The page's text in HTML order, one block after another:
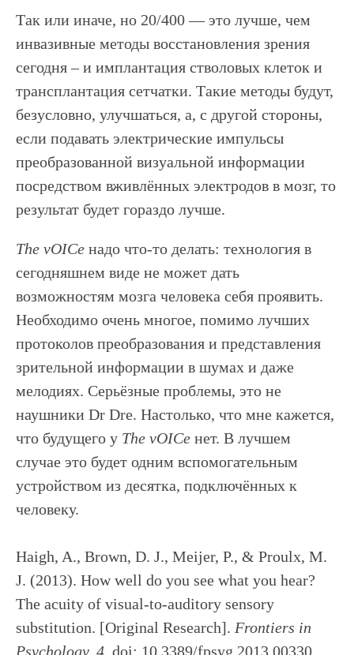
Так или иначе, но 20/400 — это лучше, чем
инвазивные методы восстановления зрения
сегодня – и имплантация стволовых клеток и
трансплантация сетчатки. Такие методы будут,
безусловно, улучшаться, а, с другой стороны,
если подавать электрические импульсы
преобразованной визуальной информации
посредством вживлённых электродов в мозг, то
результат будет гораздо лучше.
The vOICe надо что-то делать: технология в
сегодняшнем виде не может дать
возможностям мозга человека себя проявить.
Необходимо очень многое, помимо лучших
протоколов преобразования и представления
зрительной информации в шумах и даже
мелодиях. Серьёзные проблемы, это не
наушники Dr Dre. Настолько, что мне кажется,
что будущего у The vOICe нет. В лучшем
случае это будет одним вспомогательным
устройством из десятка, подключённых к
человеку.
Haigh, A., Brown, D. J., Meijer, P., & Proulx, M.
J. (2013). How well do you see what you hear?
The acuity of visual-to-auditory sensory
substitution. [Original Research]. Frontiers in
Psychology, 4. doi: 10.3389/fpsyg.2013.00330.